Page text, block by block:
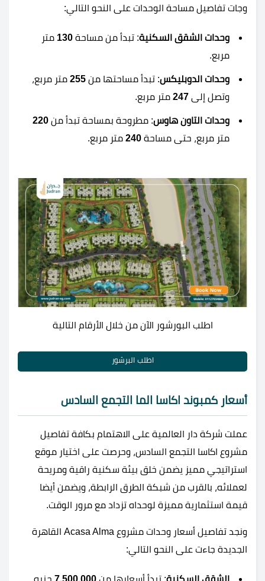
وجات تفاصيل مساحة الوحدات على النحو التالي:
وحدات الشقق السكنية: تبدأ من مساحة 130 متر
مربع.
وحدات الدوبليكس: تبدأ مساحتها من 255 متر مربع،
وتصل إلى 247 متر مربع.
وحدات التاون هاوس: مطروحة بمساحة تبدأ من 220
متر مربع، حتى مساحة 240 متر مربع.
اطلب البورشور الآن من خلال الأرقام التالية
اطلب البرشور
أسعار كمبوند اكاسا الما التجمع السادس
عملت شركة دار العالمية على الاهتمام بكافة تفاصيل
مشروع اكاسا التجمع السادس، وحرصت على اختيار موقع
استراتيجي مميز يضمن خلق بيئة سكنية راقية ومريحة
لعملائه، بالقرب من شبكة الطرق الرابطة، ويضمن أيضا
قيمة استثمارية مميزة لوحداه تزداد مع مرور الوقت.
ونجد تفاصيل أسعار وحدات مشروع Acasa Alma القاهرة
الجديدة جاءت على النحو التالي:
الشقق السكنية: تبدأ أسعارها من 7,500,000 جنيه